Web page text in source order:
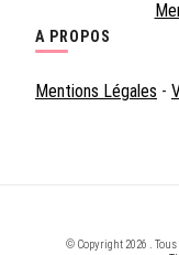
A PROPOS
Mentions Légales -
© Copyright 2026 .